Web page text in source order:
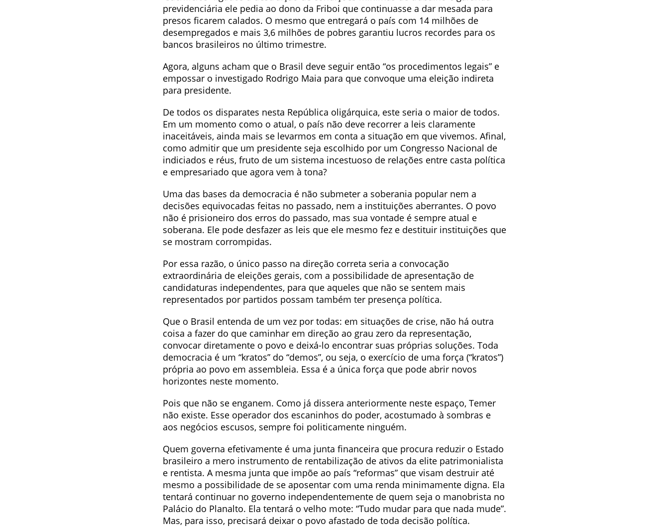
previdenciária ele pedia ao dono da Friboi que continuasse a dar mesada para
presos ficarem calados. O mesmo que entregará o país com 14 milhões de
desempregados e mais 3,6 milhões de pobres garantiu lucros recordes para os
bancos brasileiros no último trimestre.
Agora, alguns acham que o Brasil deve seguir então “os procedimentos legais” e
empossar o investigado Rodrigo Maia para que convoque uma eleição indireta
para presidente.
De todos os disparates nesta República oligárquica, este seria o maior de todos.
Em um momento como o atual, o país não deve recorrer a leis claramente
inaceitáveis, ainda mais se levarmos em conta a situação em que vivemos. Afinal,
como admitir que um presidente seja escolhido por um Congresso Nacional de
indiciados e réus, fruto de um sistema incestuoso de relações entre casta política
e empresariado que agora vem à tona?
Uma das bases da democracia é não submeter a soberania popular nem a
decisões equivocadas feitas no passado, nem a instituições aberrantes. O povo
não é prisioneiro dos erros do passado, mas sua vontade é sempre atual e
soberana. Ele pode desfazer as leis que ele mesmo fez e destituir instituições que
se mostram corrompidas.
Por essa razão, o único passo na direção correta seria a convocação
extraordinária de eleições gerais, com a possibilidade de apresentação de
candidaturas independentes, para que aqueles que não se sentem mais
representados por partidos possam também ter presença política.
Que o Brasil entenda de um vez por todas: em situações de crise, não há outra
coisa a fazer do que caminhar em direção ao grau zero da representação,
convocar diretamente o povo e deixá-lo encontrar suas próprias soluções. Toda
democracia é um “kratos” do “demos”, ou seja, o exercício de uma força (“kratos”)
própria ao povo em assembleia. Essa é a única força que pode abrir novos
horizontes neste momento.
Pois que não se enganem. Como já dissera anteriormente neste espaço, Temer
não existe. Esse operador dos escaninhos do poder, acostumado à sombras e
aos negócios escusos, sempre foi politicamente ninguém.
Quem governa efetivamente é uma junta financeira que procura reduzir o Estado
brasileiro a mero instrumento de rentabilização de ativos da elite patrimonialista
e rentista. A mesma junta que impõe ao país “reformas” que visam destruir até
mesmo a possibilidade de se aposentar com uma renda minimamente digna. Ela
tentará continuar no governo independentemente de quem seja o manobrista no
Palácio do Planalto. Ela tentará o velho mote: “Tudo mudar para que nada mude”.
Mas, para isso, precisará deixar o povo afastado de toda decisão política.